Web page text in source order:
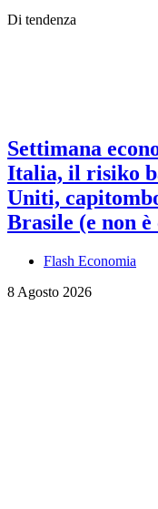
Di tendenza
Settimana
Italia, il risiko
Uniti,
Brasile (e non è
Flash Economia
8 Agosto 2026